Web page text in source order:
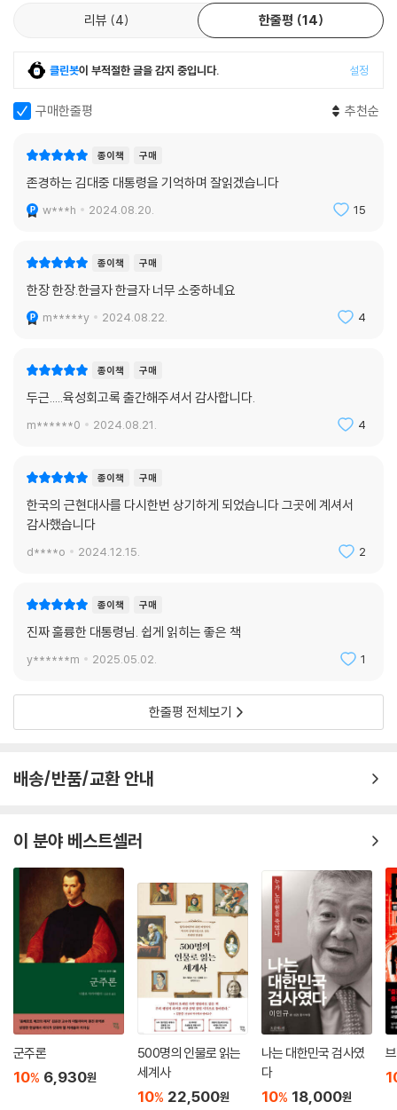
다. 부정선거를 막고, 국민들의 민주주의 의식을 높이며, 야당의 조직력을
강화하기 위해서는 지방자치 선거가 반드시 필요하다고 주장했고 1990년
“역사를 길게 보면 결국 국민을 위해서 헌신한 사람이 패배한 경우는 없습
니다. 일시적으로 패배할 수는 있지만 역사는 바른 길로 진전합니다.”
김대중 대통령은 대한민국 민주주의에 위협이 찾아왔을 때마다 온몸을 던
져 투쟁했다. 두 번의 망명과 평생 6년여의 감옥 생활을 했다. 첫 번째 망명
은 1972년 10월유신이 선포되었을 때 일본에서 다리 부상을 치료하던 중
민주세력을 일깨우”겠다는 목표를 세웠다. 『김대중 육성 회고록』에는 그
때 일본에서 중앙정보부에 의해 납치살해를 당할 뻔했던 때의 증언을 생생
히 담고 있다.
다. 침체되어 있는 유신독재 반대투쟁을 다시 일으키기 위해 “감옥에 갈 각
오를 하고” 3·1 민주구국선언을 발표했다. 이 일로 진주교도소에 수감된
다. 이 사건이 국제적인 관심사가 되자 부담을 느낀 유신 정권은 김대중 대
었고 햇빛을 쬘 수 없었다”는 “지옥을 체험”했다.
전두환 정권 때에도 김대중 대통령의 투쟁은 계속됐다. 신군부는 5·17 비
상계엄 확대조치와 함께 내란음모 조작사건을 일으켜 김대중을 연행했다.
면 살려두지 않겠다고 했을 때 “죽음이 두렵다고 해서 광주에서 죽은 수많
은 시민을 배신할 수 없다고 판단”해서 “죽겠다고 결심”하고 사형선고를
받았으나 국제적인 구명운동으로 목숨을 건졌다. 그후 청주교도소에서 수
두 번째 망명은 국제사회의 구명운동을 통해 1982년 형 집행정지를 받고
까지 만나 설득하며 미국 상하원의원들에게 큰 관심을 받았다. 그러다 198
“나는 민주화운동이 목표로 한 것은 자유·인권·평화가 뿌리내리고 확산되
는 사회라고 생각합니다. 그런 면에서 인권은 민주주의 발전을 위해 필수
적인 요소이자 가치입니다.”
김대중 대통령은 “인권 있는 민주주의”를 민주화의 본질이라고 인식했다.
인권보다 물질적 가치를 중시하는 한국사회를 변화시키기 위해 분투하는
모습을 이 책에서 확인할 수 있다. 특히 여성인권 신장을 위한 노력은 13대
국회의원 때부터 성과가 있었다. 1989년 가족법 개정을 위해 평민당 총재
로서 책임지고 총력을 다했던 것이다. 당내 남성 의원들도 달가워하지 않
는 문제였지만 다른 당 총재들과 노태우 대통령까지 설득하여 간신히 법안
을 통과시켰다. 대통령이 된 후에는 대통령 직속 여성특별위원회를 설치하
고 남녀차별금지법을 제정하는 등 노력을 이어갔다. 국가인권위원회를 출
리뷰 4 한줄평 14
클린봇이 부적절한 글을 감지 중입니다. 설정
구매한줄평 추천순
종이책 구매
존경하는 김대중 대통령을 기억하며 잘읽겠습니다
w***h 2024.08.20. 15
종이책 구매
한장 한장.한글자 한글자 너무 소중하네요
m*****y 2024.08.22. 4
종이책 구매
두근.....육성회고록 출간해주셔서 감사합니다.
m******0 2024.08.21. 4
종이책 구매
한국의 근현대사를 다시한번 상기하게 되었습니다 그곳에 계셔서
감사했습니다
d****o 2024.12.15. 2
종이책 구매
진짜 훌륭한 대통령님. 쉽게 읽히는 좋은 책
y******m 2025.05.02. 1
한줄평 전체보기
배송/반품/교환 안내
이 분야 베스트셀러
군주론
10% 6,930원
500명의 인물로 읽는
세계사
10% 22,500원
나는 대한민국 검사였
다
10% 18,000원